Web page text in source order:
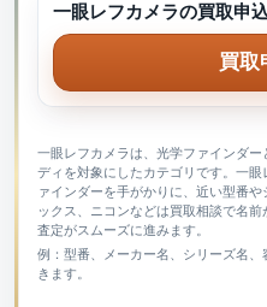
一眼レフカメラは、光学ファインダ
ディを対象にしたカテゴリです。一
ァインダーを手がかりに、近い型番
ックス、ニコンなどは買取相談で名
査定がスムーズに進みます。
例：型番、メーカー名、シリーズ名
きます。
一眼レフカメラの買取申
買取